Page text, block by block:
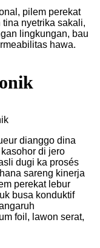
pilem perekat
nyetrika sakali,
lingkungan, bau
hawa.
dianggo dina
di jero
dugi ka prosés
sareng kinerja
perekat lebur
busa konduktif
foil, lawon serat,